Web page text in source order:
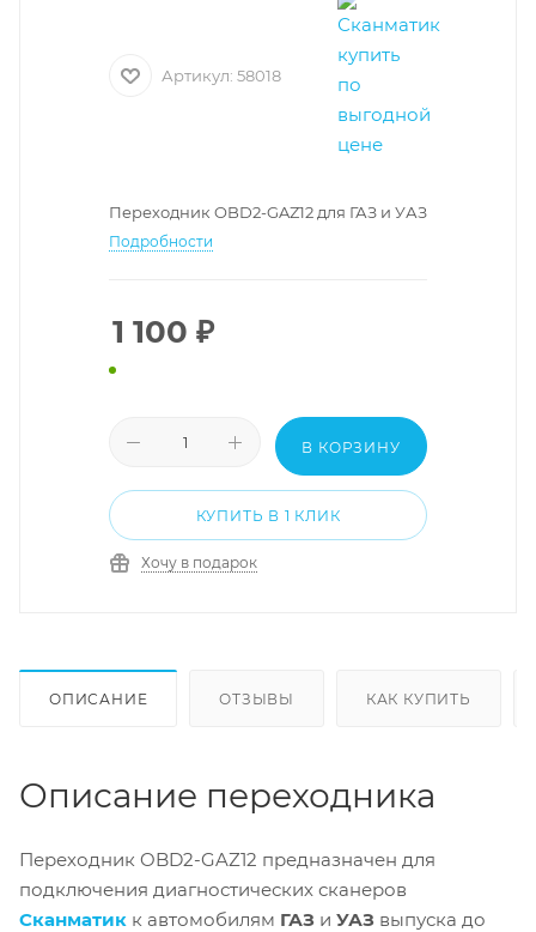
Артикул: 58018
Переходник OBD2-GAZ12 для ГАЗ и УАЗ
Подробности
1 100 ₽
В КОРЗИНУ
КУПИТЬ В 1 КЛИК
Хочу в подарок
ОПИСАНИЕ ОТЗЫВЫ КАК КУПИТЬ
Описание переходника
Переходник OBD2-GAZ12 предназначен для
подключения диагностических сканеров
Сканматик к автомобилям ГАЗ и УАЗ выпуска до